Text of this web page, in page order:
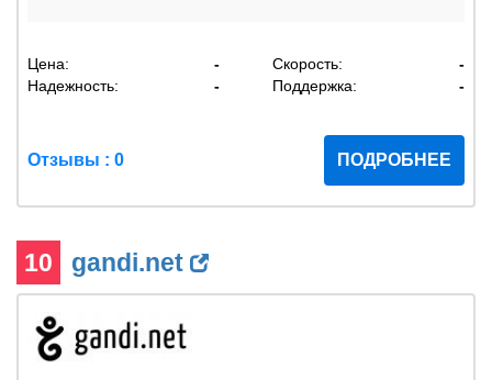
Цена: - Скорость:
-
Надежность:
- Поддержка: -
Отзывы : 0 ПОДРОБНЕЕ
10 gandi.net